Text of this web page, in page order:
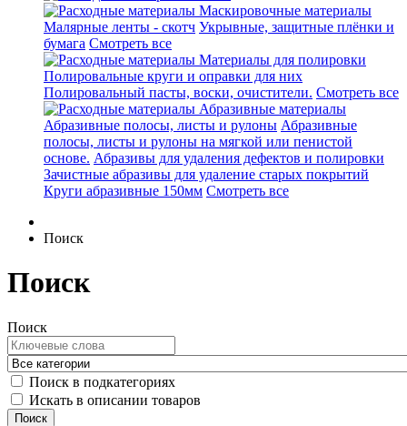
Маскировочные материалы
Малярные ленты - скотч Укрывные, защитные плёнки и
бумага Смотреть все
Материалы для полировки
Полировальные круги и оправки для них
Полировальный пасты, воски, очистители. Смотреть все
Абразивные материалы
Абразивные полосы, листы и рулоны Абразивные
полосы, листы и рулоны на мягкой или пенистой
основе. Абразивы для удаления дефектов и полировки
Зачистные абразивы для удаление старых покрытий
Круги абразивные 150мм Смотреть все
Поиск
Поиск
Поиск
Поиск в подкатегориях
Искать в описании товаров